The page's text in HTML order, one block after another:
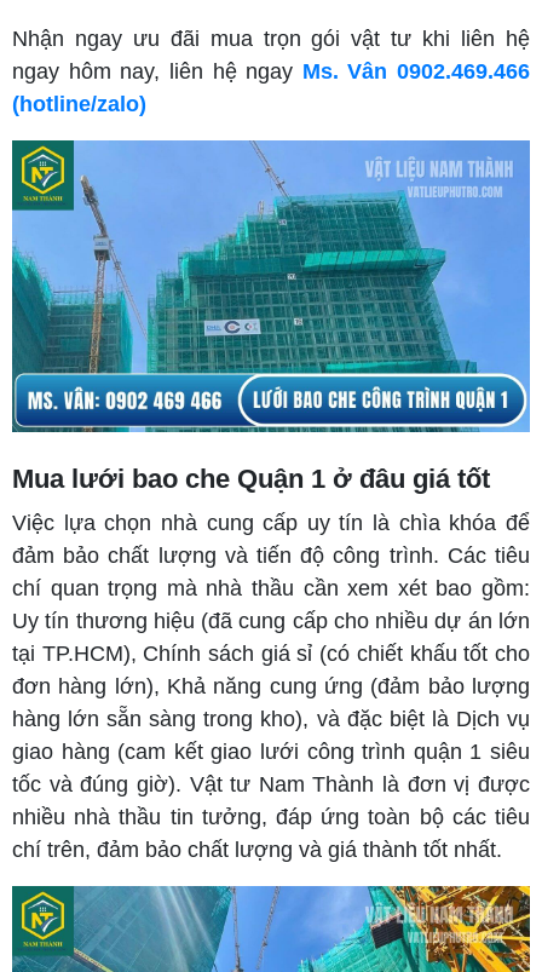
Nhận ngay ưu đãi mua trọn gói vật tư khi liên hệ
ngay hôm nay, liên hệ ngay Ms. Vân 0902.469.466
(hotline/zalo)
Mua lưới bao che Quận 1 ở đâu giá tốt
Việc lựa chọn nhà cung cấp uy tín là chìa khóa để
đảm bảo chất lượng và tiến độ công trình. Các tiêu
chí quan trọng mà nhà thầu cần xem xét bao gồm:
Uy tín thương hiệu (đã cung cấp cho nhiều dự án lớn
tại TP.HCM), Chính sách giá sỉ (có chiết khấu tốt cho
đơn hàng lớn), Khả năng cung ứng (đảm bảo lượng
hàng lớn sẵn sàng trong kho), và đặc biệt là Dịch vụ
giao hàng (cam kết giao lưới công trình quận 1 siêu
tốc và đúng giờ). Vật tư Nam Thành là đơn vị được
nhiều nhà thầu tin tưởng, đáp ứng toàn bộ các tiêu
chí trên, đảm bảo chất lượng và giá thành tốt nhất.